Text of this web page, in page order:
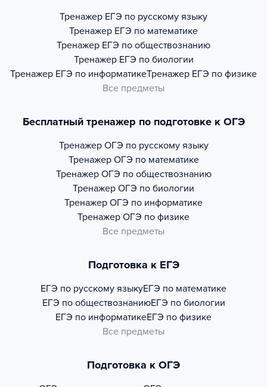
Тренажер ЕГЭ по русскому языку
Тренажер ЕГЭ по математике
Тренажер ЕГЭ по обществознанию
Тренажер ЕГЭ по биологии
Тренажер ЕГЭ по информатикеТренажер ЕГЭ по физике
Все предметы
Бесплатный тренажер по подготовке к ОГЭ
Тренажер ОГЭ по русскому языку
Тренажер ОГЭ по математике
Тренажер ОГЭ по обществознанию
Тренажер ОГЭ по биологии
Тренажер ОГЭ по информатике
Тренажер ОГЭ по физике
Все предметы
Подготовка к ЕГЭ
ЕГЭ по русскому языкуЕГЭ по математике
ЕГЭ по обществознаниюЕГЭ по биологии
ЕГЭ по информатикеЕГЭ по физике
Все предметы
Подготовка к ОГЭ